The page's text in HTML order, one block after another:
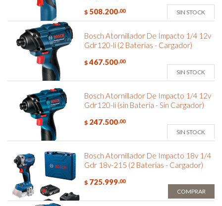
$ 508.200,00 SIN STOCK
Bosch Atornillador De Impacto 1/4 12v
Gdr120-li (2 Baterias - Cargador)
$ 467.500,00
SIN STOCK
Bosch Atornillador De Impacto 1/4 12v
Gdr120-li (sin Bateria - Sin Cargador)
$ 247.500,00
SIN STOCK
Bosch Atornillador De Impacto 18v 1/4
Gdr 18v-215 (2 Baterias - Cargador)
$ 725.999,00
COMPRAR